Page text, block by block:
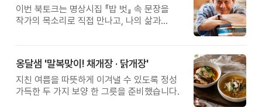
이번 북토크는 명상시집 『밥 벗』 속 문장을
작가의 목소리로 직접 만나고, 나의 삶과
옹달샘 '말복맞이! 채개장 · 닭개장'
지친 여름을 따뜻하게 이겨낼 수 있도록 정성
가득한 두 가지 보양 한 그릇을 준비했습니다.